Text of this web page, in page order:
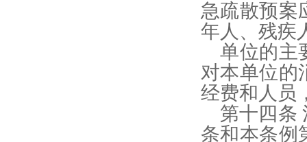
急疏散预案
年人、残疾
单位的主
对本单位的
经费和人员
第十四条
条和本条例